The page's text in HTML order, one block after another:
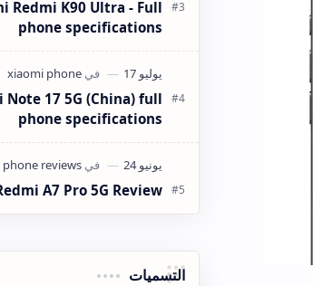
Redmi K90 Ultra - Full
phone specifications
Note 17 5G (China) full
phone specifications
A7 Pro 5G Review
التسميات